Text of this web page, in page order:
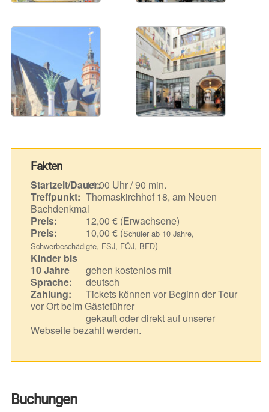
Fakten
Startzeit/Dauer:11.00 Uhr / 90 min.
Treffpunkt: Thomaskirchhof 18, am Neuen
Bachdenkmal
Preis:
12,00 € (Erwachsene)
Preis:
10,00 € (Schüler ab 10 Jahre,
Schwerbeschädigte, FSJ, FÖJ, BFD)
Kinder bis
10 Jahre
gehen kostenlos mit
Sprache:
deutsch
Zahlung:
Tickets können vor Beginn der Tour
vor Ort beim Gästeführer
gekauft oder direkt auf unserer
Webseite bezahlt werden.
Buchungen